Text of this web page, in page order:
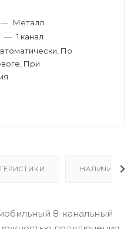
— Металл
— 1 канал
По
При
НАЛИЧИЕ
8-канальный